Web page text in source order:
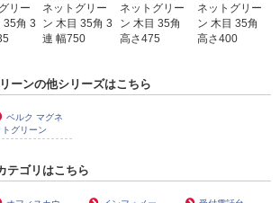
リー
35角 3
ネットグリー
ン 木目 35角 3
連 幅750
ネットグリー
ン 木目 35角
高さ475
ネットグリー
ン 木目 35角
高さ400
ーンの他シリーズはこちら
ベルク マグネ
トグリーン
テゴリはこちら